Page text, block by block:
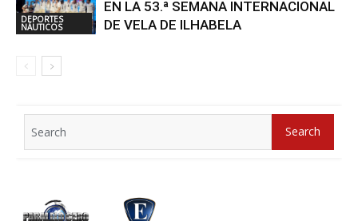
DEPORTES
NÁUTICOS
EN LA 53.ª SEMANA INTERNACIONAL
DE VELA DE ILHABELA
for:
Search